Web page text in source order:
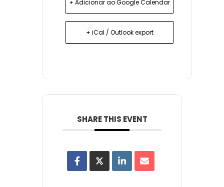
+ Adicionar ao Google Calendar
+ iCal / Outlook export
SHARE THIS EVENT